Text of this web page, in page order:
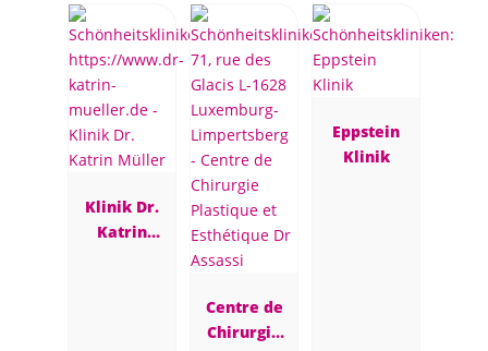
Klinik Dr.
Katrin
Centre de
Chirurgie
Eppstein
Klinik